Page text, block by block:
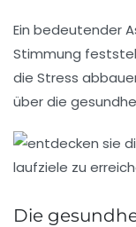
Ein bedeutender
Stimmung
die Stress
über die
Die